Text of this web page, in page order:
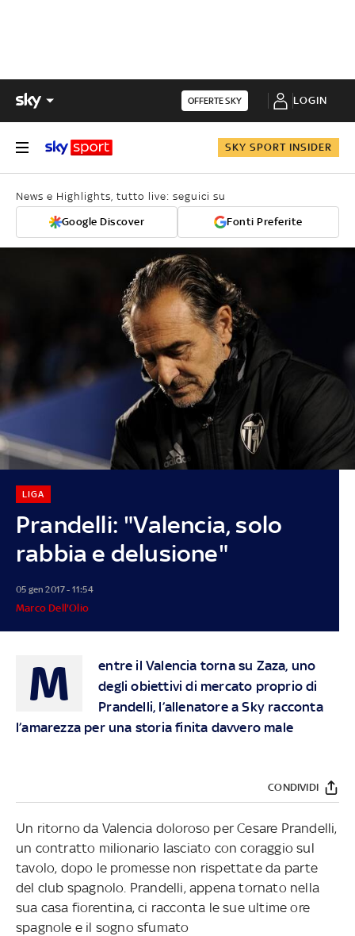
OFFERTE SKY LOGIN
SKY SPORT INSIDER
News e Highlights, tutto live: seguici su
Google Discover Fonti Preferite
Prandelli: "Valencia, solo
rabbia e delusione"
LIGA
05 gen 2017 - 11:54
Marco Dell'Olio
M
entre il Valencia torna su Zaza, uno
degli obiettivi di mercato proprio di
Prandelli, l’allenatore a Sky racconta
l’amarezza per una storia finita davvero male
CONDIVIDI
Un ritorno da Valencia doloroso per Cesare Prandelli,
un contratto milionario lasciato con coraggio sul
tavolo, dopo le promesse non rispettate da parte
del club spagnolo. Prandelli, appena tornato nella
sua casa fiorentina, ci racconta le sue ultime ore
spagnole e il sogno sfumato